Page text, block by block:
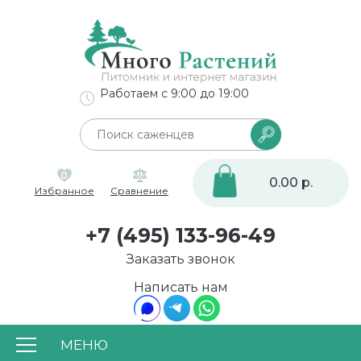
МЕНЮ
Написать нам
Работаем с 9:00 до 19:00
0
Избранное
Сравнение
0.00 р.
+7 (495) 133-96-49
Заказать звонок